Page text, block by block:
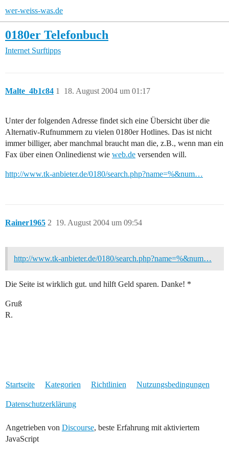
wer-weiss-was.de
0180er Telefonbuch
Internet Surftipps
Malte_4b1c84 18. August 2004 um 01:17
1
Unter der folgenden Adresse findet sich eine Übersicht über die
Alternativ-Rufnummern zu vielen 0180er Hotlines. Das ist nicht
immer billiger, aber manchmal braucht man die, z.B., wenn man ein
Fax über einen Onlinedienst wie web.de versenden will.
http://www.tk-anbieter.de/0180/search.php?name=%&num…
Rainer1965 19. August 2004 um 09:54
2
http://www.tk-anbieter.de/0180/search.php?name=%&num…
Die Seite ist wirklich gut. und hilft Geld sparen. Danke! *
Gruß
R.
Startseite Kategorien Richtlinien Nutzungsbedingungen
Datenschutzerklärung
Angetrieben von Discourse, beste Erfahrung mit aktiviertem
JavaScript